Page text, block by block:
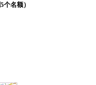
5个名额）